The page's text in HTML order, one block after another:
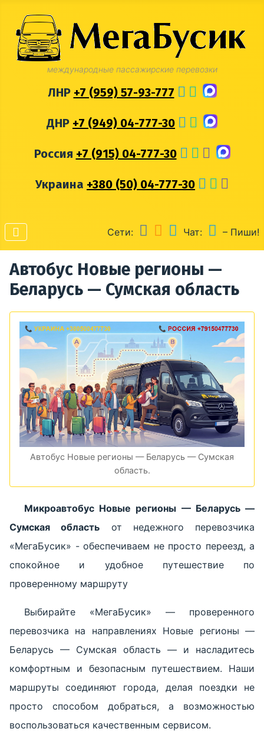
международные пассажирские перевозки
ЛНР +7 (959) 57-93-777
ДНР +7 (949) 04-777-30
Россия +7 (915) 04-777-30
Украина +380 (50) 04-777-30
Сети: Чат: – Пиши!
Автобус Новые регионы —
Беларусь — Сумская область
Автобус Новые регионы — Беларусь — Сумская
область.
Микроавтобус Новые регионы — Беларусь —
Сумская область от недежного перевозчика
«МегаБусик» - обеспечиваем не просто переезд, а
спокойное и удобное путешествие по
проверенному маршруту
Выбирайте «МегаБусик» — проверенного
перевозчика на направлениях Новые регионы —
Беларусь — Сумская область — и насладитесь
комфортным и безопасным путешествием. Наши
маршруты соединяют города, делая поездки не
просто способом добраться, а возможностью
воспользоваться качественным сервисом.